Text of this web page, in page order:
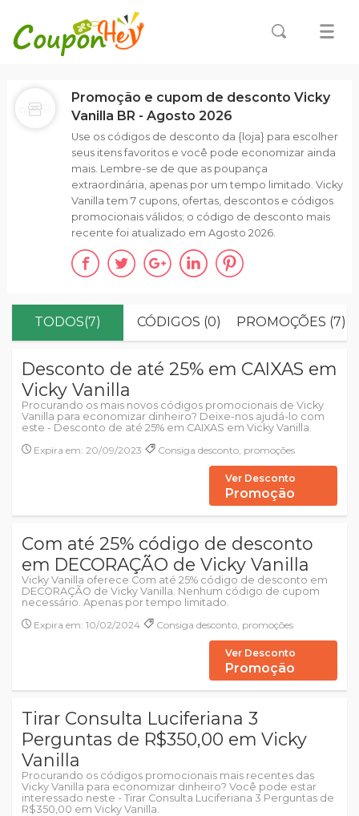
TODOS(7) CÓDIGOS (0) PROMOÇÕES (7)
Desconto de até 25% em CAIXAS em
Vicky Vanilla
Procurando os mais novos códigos promocionais de Vicky
Vanilla para economizar dinheiro? Deixe-nos ajudá-lo com
este - Desconto de até 25% em CAIXAS em Vicky Vanilla.
Expira em: 20/09/2023
Consiga desconto, promoções
Ver Desconto
Promoção
Com até 25% código de desconto
em DECORAÇÃO de Vicky Vanilla
Vicky Vanilla oferece Com até 25% código de desconto em
DECORAÇÃO de Vicky Vanilla. Nenhum código de cupom
necessário. Apenas por tempo limitado.
Expira em: 10/02/2024
Consiga desconto, promoções
Ver Desconto
Promoção
Tirar Consulta Luciferiana 3
Perguntas de R$350,00 em Vicky
Vanilla
Procurando os códigos promocionais mais recentes das
Vicky Vanilla para economizar dinheiro? Você pode estar
interessado neste - Tirar Consulta Luciferiana 3 Perguntas de
R$350,00 em Vicky Vanilla.
Promoção e cupom de desconto Vicky
Vanilla BR - Agosto 2026
Use os códigos de desconto da {loja} para escolher
seus itens favoritos e você pode economizar ainda
mais. Lembre-se de que as poupança
extraordinária, apenas por um tempo limitado. Vicky
Vanilla tem 7 cupons, ofertas, descontos e códigos
promocionais válidos; o código de desconto mais
recente foi atualizado em Agosto 2026.